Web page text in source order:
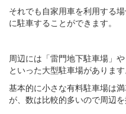
それでも自家用車を利用する
に駐車することができます。
周辺には「雷門地下駐車場」
といった大型駐車場があります
基本的に小さな有料駐車場は
が、数は比較的多いので周辺を